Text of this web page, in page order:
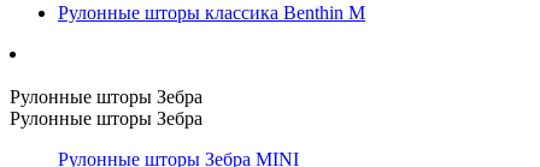
Рулонные шторы классика Benthin M
Рулонные шторы Зебра
Рулонные шторы Зебра
Рулонные шторы Зебра MINI